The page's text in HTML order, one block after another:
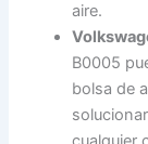
aire.
B0005
bolsa de